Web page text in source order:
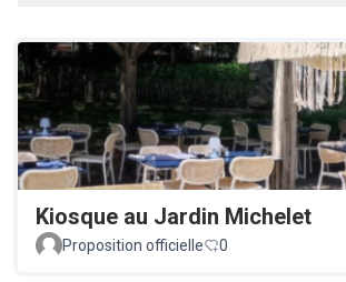
Kiosque au Jardin Michelet
Proposition officielle
0